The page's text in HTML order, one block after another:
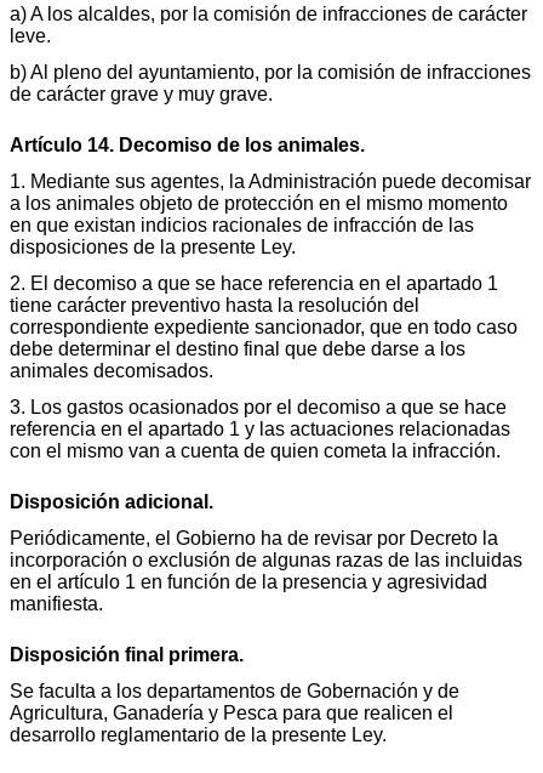
a) A los alcaldes, por la comisión de infracciones de carácter
leve.
b) Al pleno del ayuntamiento, por la comisión de infracciones
de carácter grave y muy grave.
Artículo 14. Decomiso de los animales.
1. Mediante sus agentes, la Administración puede decomisar
a los animales objeto de protección en el mismo momento
en que existan indicios racionales de infracción de las
disposiciones de la presente Ley.
2. El decomiso a que se hace referencia en el apartado 1
tiene carácter preventivo hasta la resolución del
correspondiente expediente sancionador, que en todo caso
debe determinar el destino final que debe darse a los
animales decomisados.
3. Los gastos ocasionados por el decomiso a que se hace
referencia en el apartado 1 y las actuaciones relacionadas
con el mismo van a cuenta de quien cometa la infracción.
Disposición adicional.
Periódicamente, el Gobierno ha de revisar por Decreto la
incorporación o exclusión de algunas razas de las incluidas
en el artículo 1 en función de la presencia y agresividad
manifiesta.
Disposición final primera.
Se faculta a los departamentos de Gobernación y de
Agricultura, Ganadería y Pesca para que realicen el
desarrollo reglamentario de la presente Ley.